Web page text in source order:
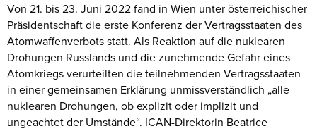
Von 21. bis 23. Juni 2022 fand in Wien unter österreichischer
Präsidentschaft die erste Konferenz der Vertragsstaaten des
Atomwaffenverbots statt. Als Reaktion auf die nuklearen
Drohungen Russlands und die zunehmende Gefahr eines
Atomkriegs verurteilten die teilnehmenden Vertragsstaaten
in einer gemeinsamen Erklärung unmissverständlich „alle
nuklearen Drohungen, ob explizit oder implizit und
ungeachtet der Umstände“. ICAN-Direktorin Beatrice